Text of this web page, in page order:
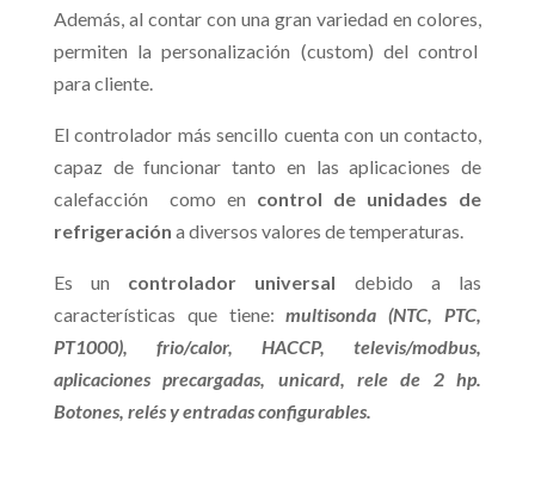
Además, al contar con una gran variedad en colores,
permiten la personalización (custom) del control
para cliente.
El controlador más sencillo cuenta con un contacto,
capaz de funcionar tanto en las aplicaciones de
calefacción como en control de unidades de
refrigeración a diversos valores de temperaturas.
Es un controlador universal debido a las
características que tiene:multisonda (NTC, PTC,
PT1000), frio/calor, HACCP, televis/modbus,
aplicaciones precargadas, unicard, rele de 2 hp.
Botones, relés y entradas configurables.